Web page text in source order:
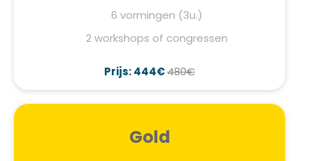
6 vormingen (3u.)
2 workshops of congressen
Prijs: 444€480€
Gold